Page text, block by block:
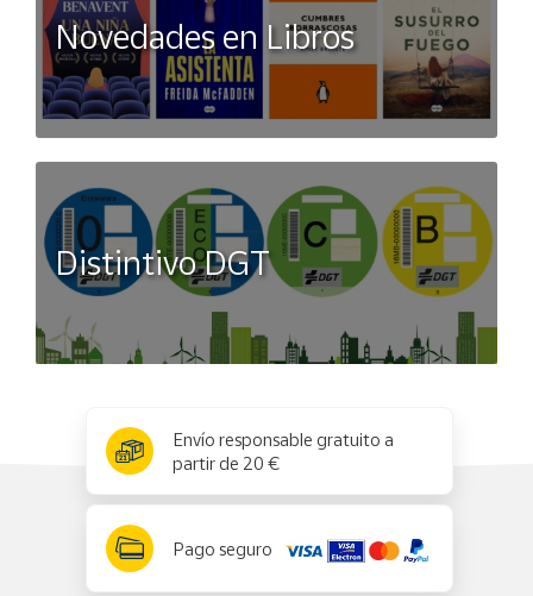
Novedades en Libros
Distintivo DGT
Envío responsable gratuito a
partir de 20 €
Pago seguro